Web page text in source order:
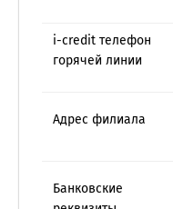
i-credit телефон
горячей линии
Адрес филиала
Банковские